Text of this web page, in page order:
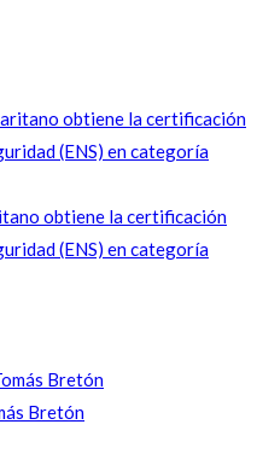
obtiene la certificación
(ENS) en categoría
Bretón